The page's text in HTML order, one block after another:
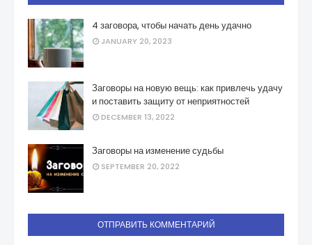
4 заговора, чтобы начать день удачно
JANUARY 20, 2023
Заговоры на новую вещь: как привлечь удачу
и поставить защиту от неприятностей
DECEMBER 13, 2022
Заговоры на изменение судьбы
SEPTEMBER 20, 2022
ОТПРАВИТЬ КОММЕНТАРИЙ